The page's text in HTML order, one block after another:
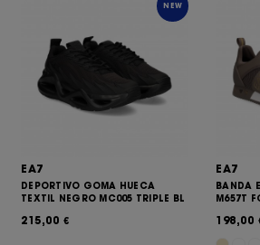
NEW
EA7
DEPORTIVO GOMA HUECA
TEXTIL NEGRO MC005 TRIPLE BL
215,00 €
EA7
BANDA
M657T
198,00